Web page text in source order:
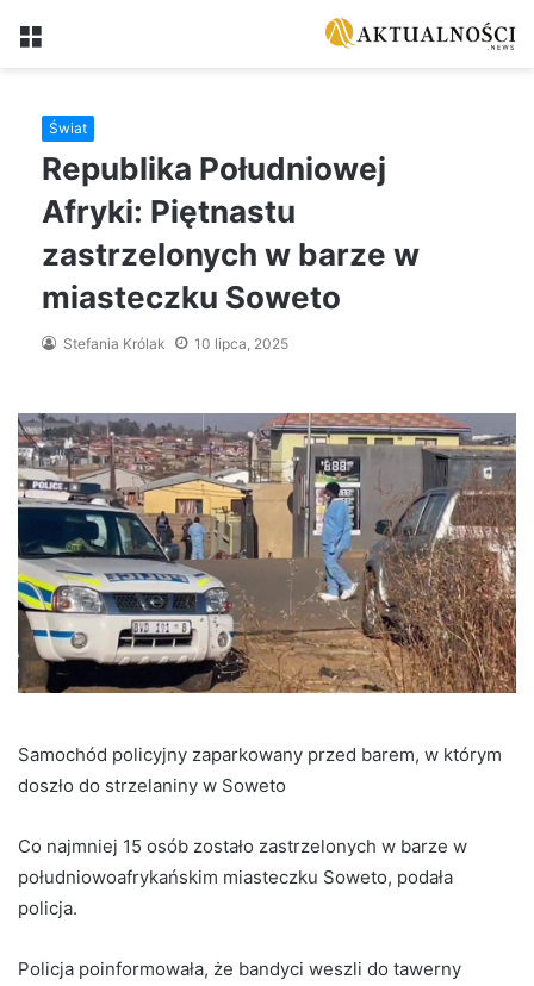
Menu
Świat
Republika Południowej
Afryki: Piętnastu
zastrzelonych w barze w
miasteczku Soweto
Stefania Królak 10 lipca, 2025
Samochód policyjny zaparkowany przed barem, w którym
doszło do strzelaniny w Soweto
Co najmniej 15 osób zostało zastrzelonych w barze w
południowoafrykańskim miasteczku Soweto, podała
policja.
Policja poinformowała, że ​​bandyci weszli do tawerny